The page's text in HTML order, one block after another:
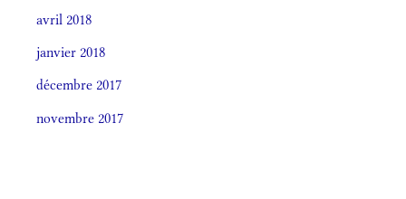
avril 2018
janvier 2018
décembre 2017
novembre 2017